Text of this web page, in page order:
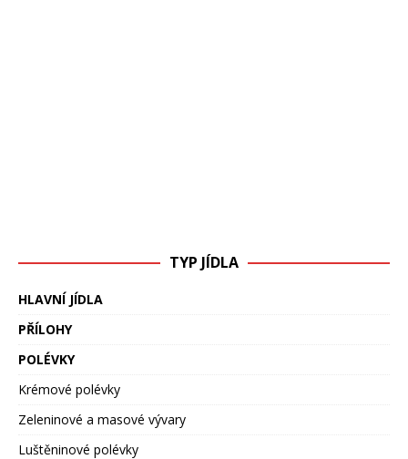
TYP JÍDLA
HLAVNÍ JÍDLA
PŘÍLOHY
POLÉVKY
Krémové polévky
Zeleninové a masové vývary
Luštěninové polévky